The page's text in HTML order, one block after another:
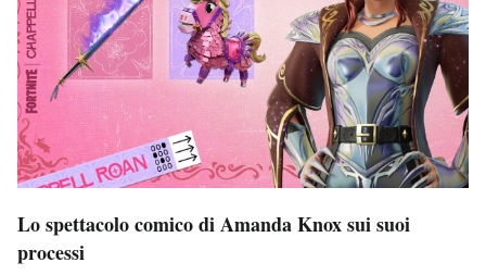
Lo spettacolo comico di Amanda Knox sui suoi
processi